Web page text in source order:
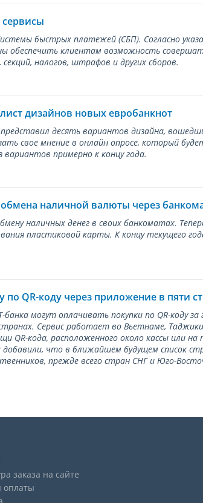
быстрых платежей (СБП). Согласно
обеспечить клиентам возможность
налогов, штрафов и других сборов.
дизайнов новых евробанкнот
десять вариантов дизайна,
свое мнение в онлайн опросе, который
примерно к концу года.
обмена наличной валюты через
наличных денег в своих банкоматах.
пластиковой карты. К концу текущего
по QR-коду через приложение в пяти
могут оплачивать покупки по QR-коду за
Сервис работает во Вьетнаме,
кода, расположенного около кассы или
что в ближайшем будущем список
прежде всего стран СНГ и Юго-
заказа на сайте
оплаты